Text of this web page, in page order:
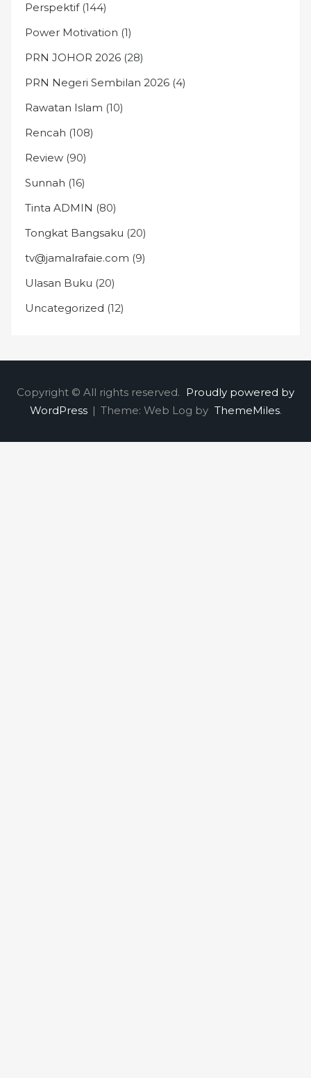
Perspektif(144)
Power Motivation (1)
PRN JOHOR 2026 (28)
PRN Negeri Sembilan 2026 (4)
Rawatan Islam (10)
Rencah (108)
Review (90)
Sunnah (16)
Tinta ADMIN (80)
Tongkat Bangsaku (20)
tv@jamalrafaie.com (9)
Ulasan Buku (20)
Uncategorized (12)
Copyright © All rights reserved. Proudly powered by
WordPress | Theme: Web Log by ThemeMiles.